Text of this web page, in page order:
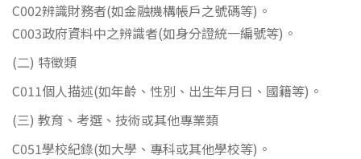
C002辨識財務者(如金融機構帳戶之號碼等)。
C003政府資料中之辨識者(如身分證統一編號等)。
(二) 特徵類
C011個人描述(如年齡、性別、出生年月日、國籍等)。
(三) 教育、考選、技術或其他專業類
C051學校紀錄(如大學、專科或其他學校等)。